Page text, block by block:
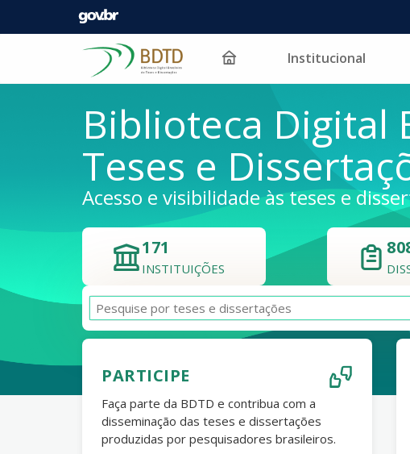
Pular para o conteúdo Institucional
Biblioteca Digital
Teses e
Acesso e visibilidade às teses e
171
INSTITUIÇÕES
PARTICIPE
Faça parte da BDTD e contribua com a
disseminação das teses e dissertações
produzidas por pesquisadores brasileiros.